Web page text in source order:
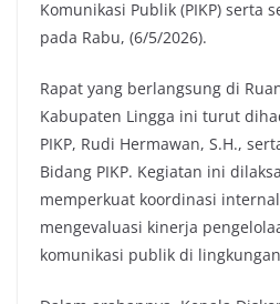
Komunikasi Publik (PIKP) serta
pada Rabu, (6/5/2026).
Rapat yang berlangsung di
Kabupaten Lingga ini turut
PIKP, Rudi Hermawan, S.H.,
Bidang PIKP. Kegiatan ini
memperkuat koordinasi
mengevaluasi kinerja
komunikasi publik di